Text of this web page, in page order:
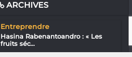
ARCHIVES
Entreprendre
Hasina Rabenantoandro : « Les
fruits séc...